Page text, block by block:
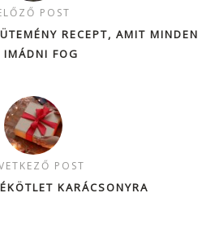
POST
RECEPT, AMIT MINDEN
IMÁDNI FOG
POST
KARÁCSONYRA